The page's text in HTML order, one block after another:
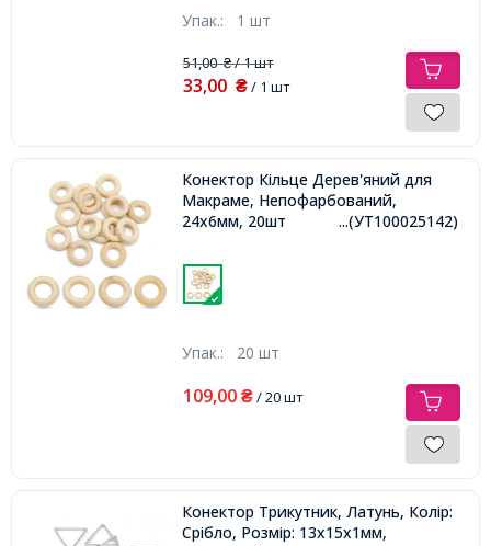
Упак.: 1 шт
51,00₴/ 1 шт
33,00 ₴/ 1 шт
Конектор Кільце Дерев'яний для
Макраме, Непофарбований,
24х6мм, 20шт
...(УТ100025142)
Упак.: 20 шт
109,00 ₴/ 20 шт
Конектор Трикутник, Латунь, Колір:
Срібло, Розмір: 13x15x1мм,